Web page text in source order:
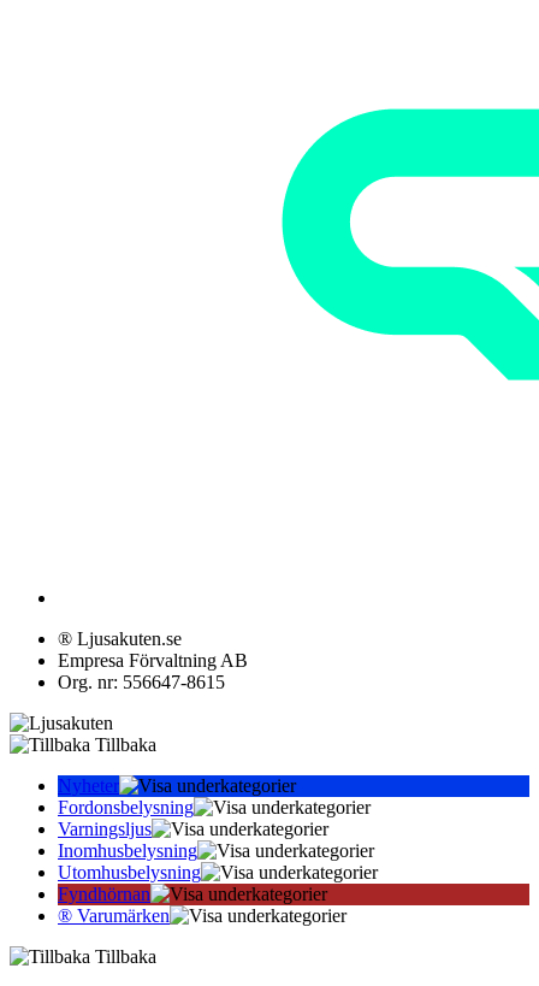
® Ljusakuten.se
Empresa Förvaltning AB
Org. nr: 556647-8615
Tillbaka
Nyheter
Fordonsbelysning
Varningsljus
Inomhusbelysning
Utomhusbelysning
Fyndhörnan
® Varumärken
Tillbaka